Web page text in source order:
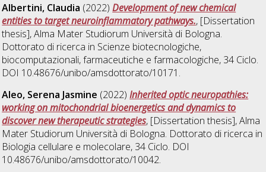
Albertini, Claudia (2022)Development of new chemical
entities to target neuroinflammatory pathways., [Dissertation
thesis], Alma Mater Studiorum Università di Bologna.
Dottorato di ricerca in Scienze biotecnologiche,
biocomputazionali, farmaceutiche e farmacologiche, 34 Ciclo.
DOI 10.48676/unibo/amsdottorato/10171.
Aleo, Serena Jasmine (2022)Inherited optic neuropathies:
working on mitochondrial bioenergetics and dynamics to
discover new therapeutic strategies, [Dissertation thesis], Alma
Mater Studiorum Università di Bologna. Dottorato di ricerca in
Biologia cellulare e molecolare, 34 Ciclo. DOI
10.48676/unibo/amsdottorato/10042.